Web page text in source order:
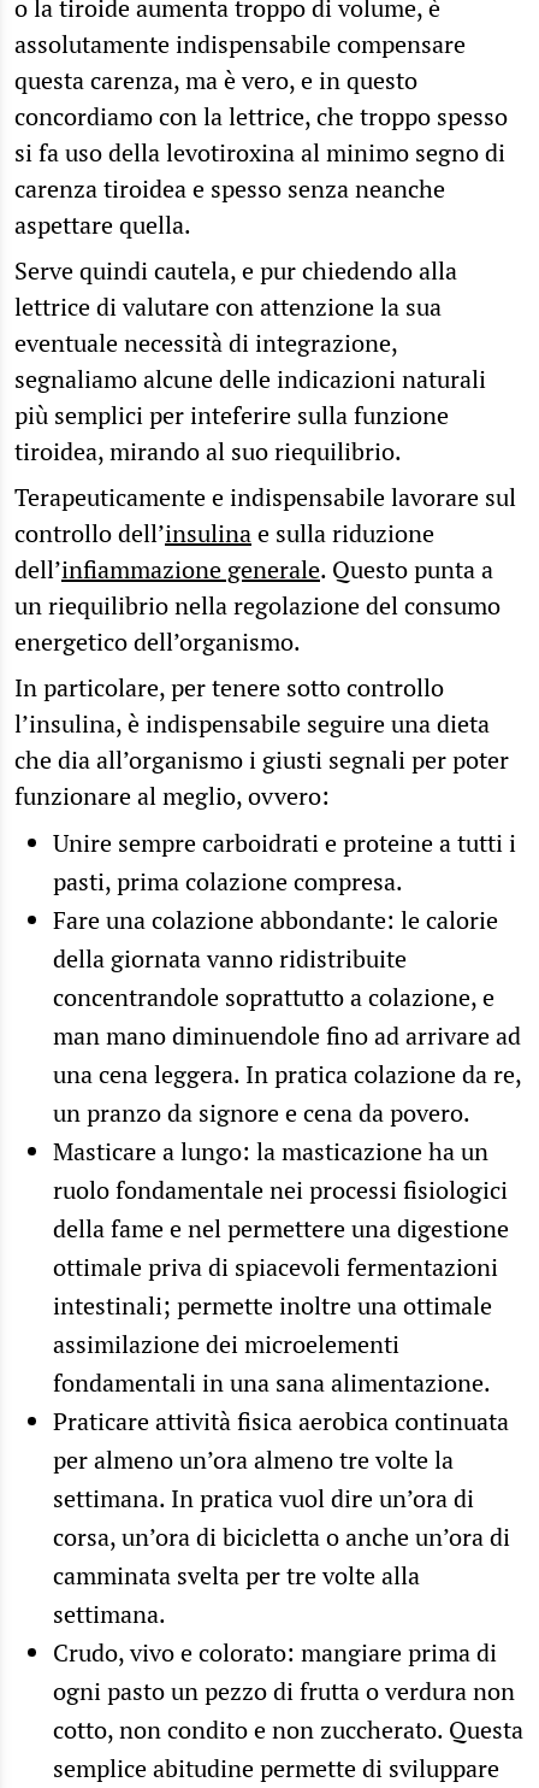
o la tiroide aumenta troppo di volume, è
assolutamente indispensabile compensare
questa carenza, ma è vero, e in questo
concordiamo con la lettrice, che troppo spesso
si fa uso della levotiroxina al minimo segno di
carenza tiroidea e spesso senza neanche
aspettare quella.
Serve quindi cautela, e pur chiedendo alla
lettrice di valutare con attenzione la sua
eventuale necessità di integrazione,
segnaliamo alcune delle indicazioni naturali
più semplici per inteferire sulla funzione
tiroidea, mirando al suo riequilibrio.
Terapeuticamente e indispensabile lavorare sul
controllo dell’insulinae sulla riduzione
dell’infiammazione generale. Questo punta a
un riequilibrio nella regolazione del consumo
energetico dell’organismo.
In particolare, per tenere sotto controllo
l’insulina, è indispensabile seguire una dieta
che dia all’organismo i giusti segnali per poter
funzionare al meglio, ovvero:
Unire sempre carboidrati e proteine a tutti i
pasti, prima colazione compresa.
Fare una colazione abbondante: le calorie
della giornata vanno ridistribuite
concentrandole soprattutto a colazione, e
man mano diminuendole fino ad arrivare ad
una cena leggera. In pratica colazione da re,
un pranzo da signore e cena da povero.
Masticare a lungo: la masticazione ha un
ruolo fondamentale nei processi fisiologici
della fame e nel permettere una digestione
ottimale priva di spiacevoli fermentazioni
intestinali; permette inoltre una ottimale
assimilazione dei microelementi
fondamentali in una sana alimentazione.
Praticare attività fisica aerobica continuata
per almeno un’ora almeno tre volte la
settimana. In pratica vuol dire un’ora di
corsa, un’ora di bicicletta o anche un’ora di
camminata svelta per tre volte alla
settimana.
Crudo, vivo e colorato: mangiare prima di
ogni pasto un pezzo di frutta o verdura non
cotto, non condito e non zuccherato. Questa
semplice abitudine permette di sviluppare